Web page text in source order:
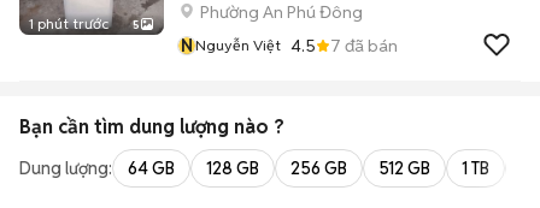
1 phút trước 5
Phường An Phú Đông
NNguyễn Việt 4.5 7 đã bán
Bạn cần tìm dung lượng nào ?
Dung lượng: 64 GB 128 GB 256 GB 512 GB 1 TB